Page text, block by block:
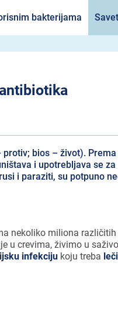
bakterijama
bios – život).
i upotrebljava se za
i paraziti, su potpuno
nekoliko miliona različitih
u crevima, živimo u
infekcijukoju treba